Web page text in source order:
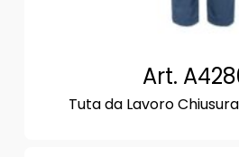
Art.
Tuta da Lavoro